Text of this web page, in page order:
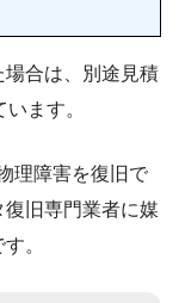
合は、別途見積
ます。
理障害を復旧で
復旧専門業者に媒
。